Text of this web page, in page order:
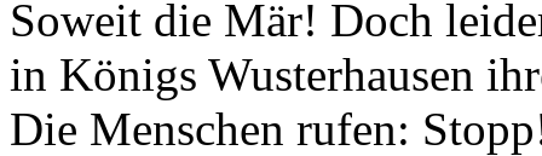
Soweit die Mär! Doch
in Königs Wusterhausen
Die Menschen rufen: